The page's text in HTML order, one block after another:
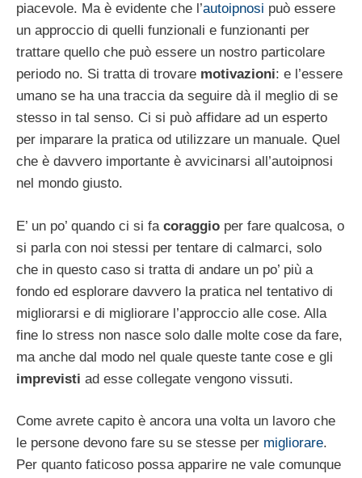
piacevole. Ma è evidente che l’autoipnosi può essere
un approccio di quelli funzionali e funzionanti per
trattare quello che può essere un nostro particolare
periodo no. Si tratta di trovare motivazioni: e l’essere
umano se ha una traccia da seguire dà il meglio di se
stesso in tal senso. Ci si può affidare ad un esperto
per imparare la pratica od utilizzare un manuale. Quel
che è davvero importante è avvicinarsi all’autoipnosi
nel mondo giusto.
E’ un po’ quando ci si fa coraggio per fare qualcosa, o
si parla con noi stessi per tentare di calmarci, solo
che in questo caso si tratta di andare un po’ più a
fondo ed esplorare davvero la pratica nel tentativo di
migliorarsi e di migliorare l’approccio alle cose. Alla
fine lo stress non nasce solo dalle molte cose da fare,
ma anche dal modo nel quale queste tante cose e gli
imprevisti ad esse collegate vengono vissuti.
Come avrete capito è ancora una volta un lavoro che
le persone devono fare su se stesse per migliorare.
Per quanto faticoso possa apparire ne vale comunque